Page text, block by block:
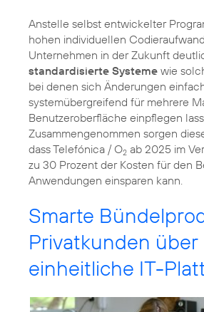
Anstelle selbst entwickelter
hohen individuellen
Unternehmen in der Zukunft
standardisierte Systeme wie
bei denen sich Änderungen
systemübergreifend für mehrere
Benutzeroberfläche einpflegen
Zusammengenommen sorgen
dass Telefónica / O2 ab 2025 im
zu 30 Prozent der Kosten für den
Anwendungen einsparen kann.
Smarte
Privatkunden über
einheitliche IT-